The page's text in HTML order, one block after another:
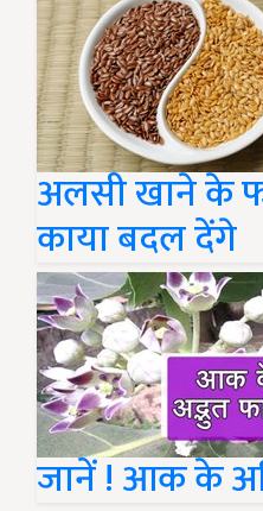
अलसी खाने के
काया बदल देंगे
जानें ! आक के